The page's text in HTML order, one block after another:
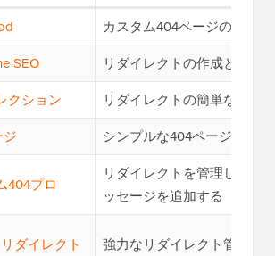
カスタム404ページの作成
SEO
リダイレクトの作成と管理
クション
リダイレクトの簡単な設定
シンプルな404ページの作成
404プロ
リダイレクトを管理し、
ッセージを追加する
ダイレクト 強力なリダイレクト管理